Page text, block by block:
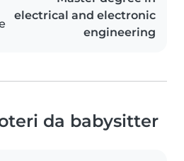
electrical and electronic
engineering
da babysitter